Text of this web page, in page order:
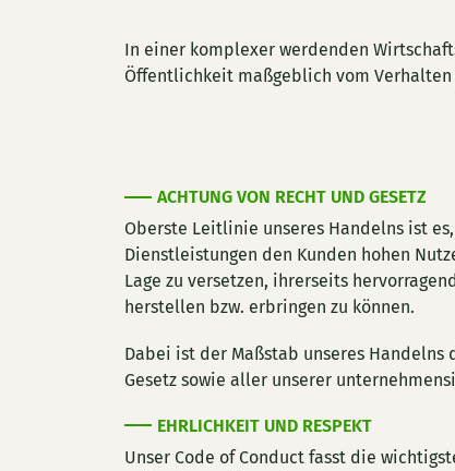
In einer komplexer werdenden
Öffentlichkeit maßgeblich vom Verhalten
ACHTUNG VON RECHT UND GESETZ
Oberste Leitlinie unseres Handelns ist
Dienstleistungen den Kunden hohen
Lage zu versetzen, ihrerseits
herstellen bzw. erbringen zu können.
Dabei ist der Maßstab unseres Handelns
Gesetz sowie aller unserer
EHRLICHKEIT UND RESPEKT
Unser Code of Conduct fasst die